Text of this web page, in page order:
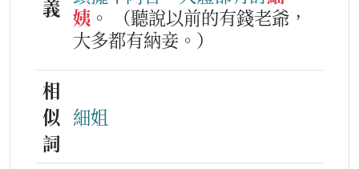
義 姨 。
（聽說以前的有錢老爺，
大多都有納妾。）
相
似
詞
細姐